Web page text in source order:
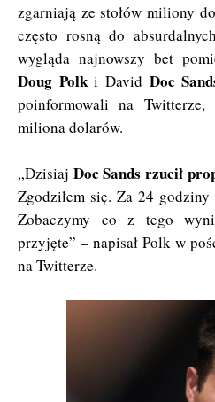
zgarniają ze stołów miliony
często rosną do
wygląda najnowszy bet
Doug Polki David Doc
poinformowali na
miliona dolarów.
„Dzisiaj Doc Sands rzucił
Zgodziłem się. Za 24
Zobaczymy co z tego
przyjęte” – napisał Polk w
na Twitterze.